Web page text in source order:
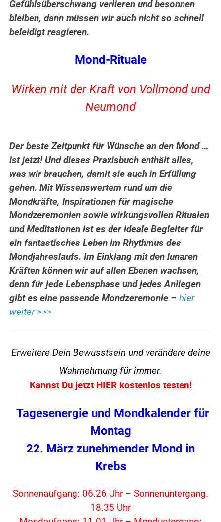
Gefühlsüberschwang verlieren und besonnen
bleiben, dann müssen wir auch nicht so schnell
beleidigt reagieren.
Mond-Rituale
Wirken mit der Kraft von Vollmond und
Neumond
Der beste Zeitpunkt für Wünsche an den Mond …
ist jetzt! Und dieses Praxisbuch enthält alles,
was wir brauchen, damit sie auch in Erfüllung
gehen. Mit Wissenswertem rund um die
Mondkräfte, Inspirationen für magische
Mondzeremonien sowie wirkungsvollen Ritualen
und Meditationen ist es der ideale Begleiter für
ein fantastisches Leben im Rhythmus des
Mondjahreslaufs. Im Einklang mit den lunaren
Kräften können wir auf allen Ebenen wachsen,
denn für jede Lebensphase und jedes Anliegen
gibt es eine passende Mondzeremonie –hier
weiter >>>
Erweitere Dein Bewusstsein und verändere deine
Wahrnehmung für immer.
Kannst Du jetzt HIER kostenlos testen!
Tagesenergie und Mondkalender für
Montag
22. März zunehmender Mond in
Krebs
Sonnenaufgang: 06.26 Uhr – Sonnenuntergang.
18.35 Uhr